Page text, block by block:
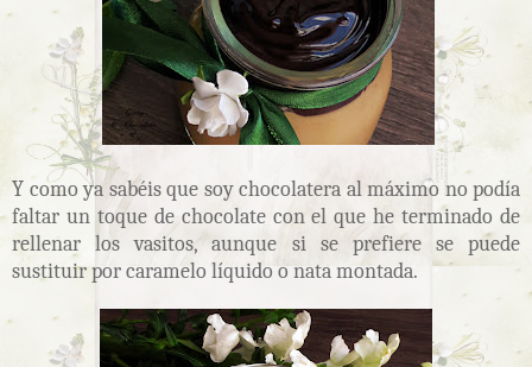
Y como ya sabéis que soy chocolatera al máximo no podía
faltar un toque de chocolate con el que he terminado de
rellenar los vasitos, aunque si se prefiere se puede
sustituir por caramelo líquido o nata montada.